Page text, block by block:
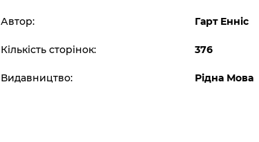
Автор: Гарт Енніс
Кількість сторінок: 376
Видавництво: Рідна Мова